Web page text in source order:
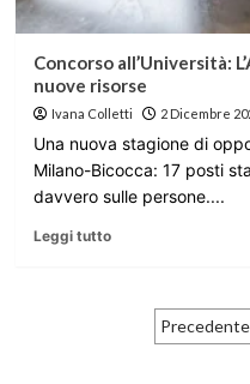
Concorso all’Università:
nuove risorse
Ivana Colletti 2 Dicembre
Una nuova stagione di
Milano-Bicocca: 17 posti
davvero sulle persone....
Leggi tutto
Precedente